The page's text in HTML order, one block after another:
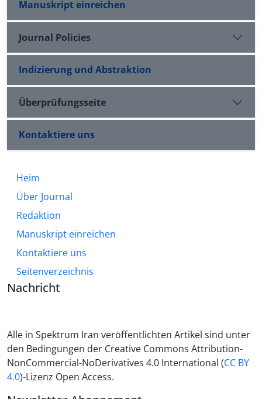
Manuskript einreichen
Journal Policies
Indizierung und Abstraktion
Überprüfungsseite
Kontaktiere uns
Heim
Über Journal
Redaktion
Manuskript einreichen
Kontaktiere uns
Seitenverzeichnis
Nachricht
Alle in Spektrum Iran veröffentlichten Artikel sind unter
den Bedingungen der Creative Commons Attribution-
NonCommercial-NoDerivatives 4.0 International (CC BY
4.0)-Lizenz Open Access.